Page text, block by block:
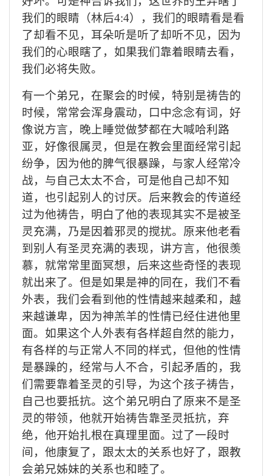
我们的眼睛（林后4:4），我们的眼睛看是看
了却看不见，耳朵听是听了却听不见，因为
我们的心眼瞎了，如果我们靠着眼睛去看，
我们必将失败。
有一个弟兄，在聚会的时候，特别是祷告的
时候，常常会浑身震动，口中念念有词，好
像说方言，晚上睡觉做梦都在大喊哈利路
亚，好像很属灵，但是在教会里面经常引起
纷争，因为他的脾气很暴躁，与家人经常冷
战，与自己太太不合，可是他自己却不知
道，也引起别人的讨厌。后来教会的传道经
过为他祷告，明白了他的表现其实不是被圣
灵充满，乃是因着邪灵的搅扰。原来他老看
到别人有圣灵充满的表现，讲方言，他很羡
慕，就常常里面冥想，后来这些奇怪的表现
就出来了。但是如果是神的同在，我们不看
外表，我们会看到他的性情越来越柔和，越
来越谦卑，因为神羔羊的性情已经住进他里
面。如果这个人外表有各样超自然的能力，
有各样的与正常人不同的样式，但他的性情
是暴躁的，经常与人不合，引起矛盾的，我
们需要靠着圣灵的引导，为这个孩子祷告，
自己也要抵抗。这个弟兄明白了原来不是圣
灵的带领，他就开始祷告靠圣灵抵抗，弃
绝，他开始扎根在真理里面。过了一段时
间，他康复了，跟太太的关系也好了，跟教
会弟兄姊妹的关系也和睦了。